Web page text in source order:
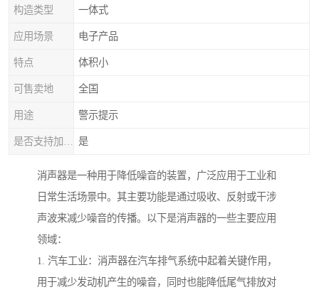
构造类型 一体式
应用场景 电子产品
特点 体积小
可售卖地 全国
用途 警示提示
是
消声器是一种用于降低噪音的装置，广泛应用于工业和
日常生活场景中。其主要功能是通过吸收、反射或干涉
声波来减少噪音的传播。以下是消声器的一些主要应用
领域：
1. 汽车工业：消声器在汽车排气系统中起着关键作用，
用于减少发动机产生的噪音，同时也能降低尾气排放对